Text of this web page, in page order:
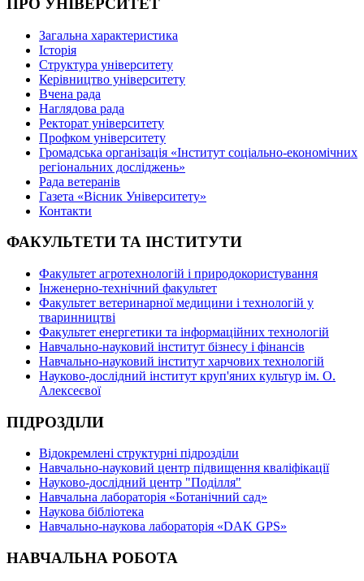
ПРО УНІВЕРСИТЕТ
Загальна характеристика
Історія
Структура університету
Керівництво університету
Вчена рада
Наглядова рада
Ректорат університету
Профком університету
Громадська організація «Інститут соціально-економічних
регіональних досліджень»
Рада ветеранів
Газета «Вісник Університету»
Контакти
ФАКУЛЬТЕТИ ТА ІНСТИТУТИ
Факультет агротехнологій і природокористування
Інженерно-технічний факультет
Факультет ветеринарної медицини і технологій у
тваринництві
Факультет енергетики та інформаційних технологій
Навчально-науковий інститут бізнесу і фінансів
Навчально-науковий інститут харчових технологій
Науково-дослідний інститут круп'яних культур ім. О.
Алексеєвої
ПІДРОЗДІЛИ
Відокремлені структурні підрозділи
Навчально-науковий центр підвищення кваліфікації
Науково-дослідний центр "Поділля"
Навчальна лабораторія «Ботанічний сад»
Наукова бібліотека
Навчально-наукова лабораторія «DAK GPS»
НАВЧАЛЬНА РОБОТА